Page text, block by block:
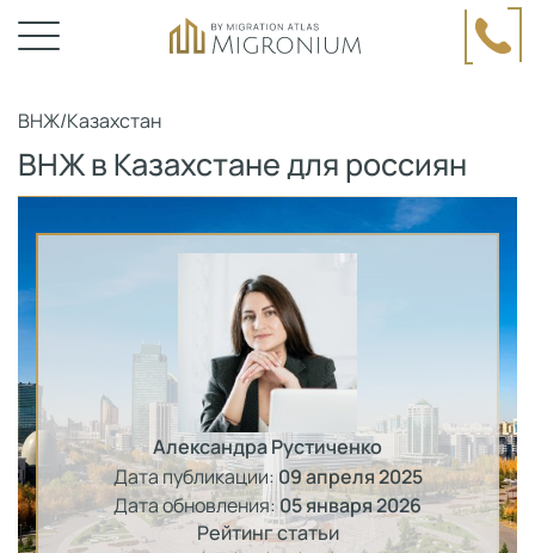
ВНЖ/Казахстан
ВНЖ в Казахстане для россиян
Александра Рустиченко
Дата публикации:09 апреля 2025
Дата обновления: 05 января 2026
Рейтинг статьи